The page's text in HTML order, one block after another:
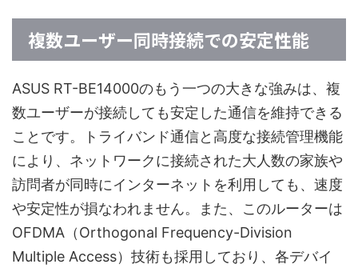
複数ユーザー同時接続での安定性能
ASUS RT-BE14000のもう一つの大きな強みは、複
数ユーザーが接続しても安定した通信を維持できる
ことです。トライバンド通信と高度な接続管理機能
により、ネットワークに接続された大人数の家族や
訪問者が同時にインターネットを利用しても、速度
や安定性が損なわれません。また、このルーターは
OFDMA（Orthogonal Frequency-Division
Multiple Access）技術も採用しており、各デバイ